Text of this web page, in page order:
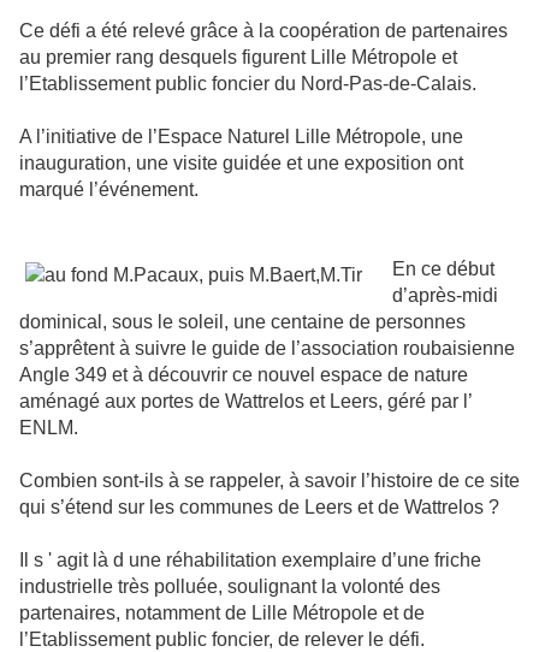
Ce défi a été relevé grâce à la coopération de partenaires
au premier rang desquels figurent Lille Métropole et
l’Etablissement public foncier du Nord-Pas-de-Calais.
A l’initiative de l’Espace Naturel Lille Métropole, une
inauguration, une visite guidée et une exposition ont
marqué l’événement.
En ce début
d’après-midi
dominical, sous le soleil, une centaine de personnes
s’apprêtent à suivre le guide de l’association roubaisienne
Angle 349 et à découvrir ce nouvel espace de nature
aménagé aux portes de Wattrelos et Leers, géré par l’
ENLM.
Combien sont-ils à se rappeler, à savoir l’histoire de ce site
qui s’étend sur les communes de Leers et de Wattrelos ?
Il s ' agit là d une réhabilitation exemplaire d’une friche
industrielle très polluée, soulignant la volonté des
partenaires, notamment de Lille Métropole et de
l’Etablissement public foncier, de relever le défi.